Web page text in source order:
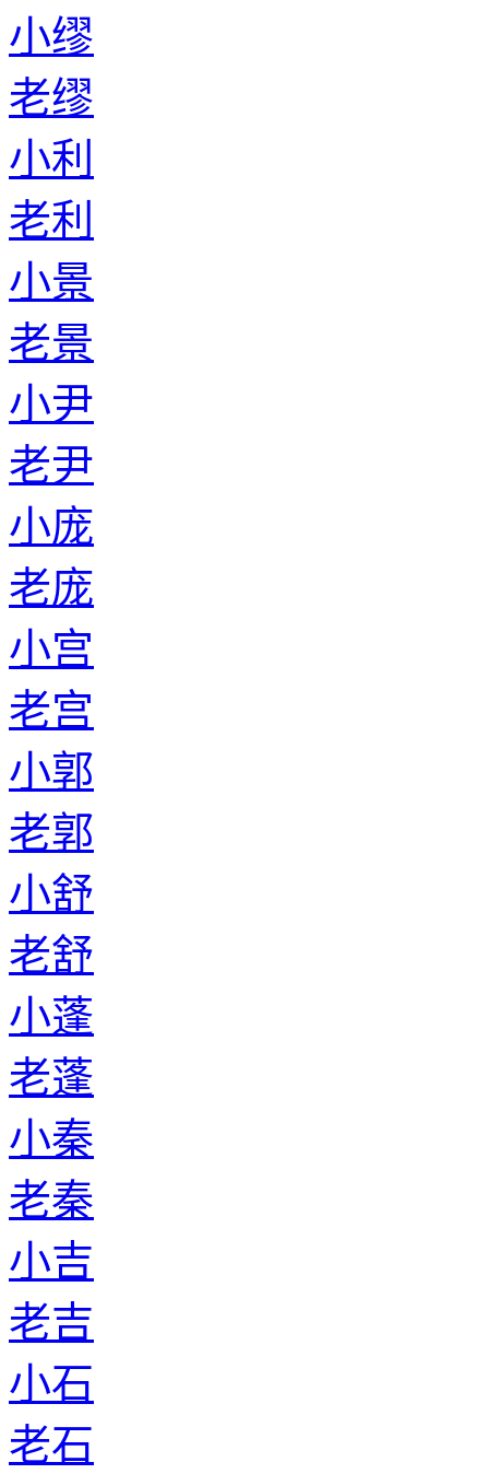
小缪
老缪
小利
老利
小景
老景
小尹
老尹
小庞
老庞
小宫
老宫
小郭
老郭
小舒
老舒
小蓬
老蓬
小秦
老秦
小吉
老吉
小石
老石